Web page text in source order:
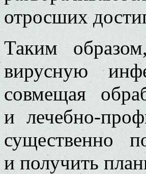
отросших
Таким
вирусную
совмещая
и лечебно-
существенно
и получить